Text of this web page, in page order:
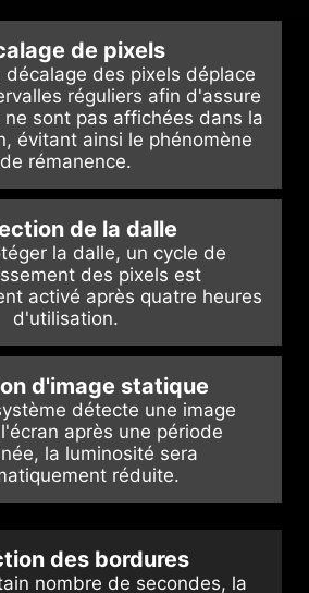
sur la partie centrale
la face arrière de l'écran
utilisateur plus
confortable.
de pixels
des pixels déplace
réguliers afin d'assure
ne sont pas affichées dans la
évitant ainsi le phénomène
de rémanence.
de la dalle
la dalle, un cycle de
des pixels est
activé après quatre heures
d'utilisation.
d'image statique
détecte une image
après une période
la luminosité sera
réduite.
des bordures
nombre de secondes, la